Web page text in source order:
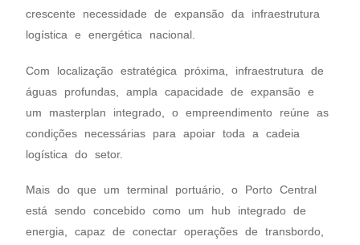
crescente necessidade de expansão da infraestrutura
logística e energética nacional.
Com localização estratégica próxima, infraestrutura de
águas profundas, ampla capacidade de expansão e
um masterplan integrado, o empreendimento reúne as
condições necessárias para apoiar toda a cadeia
logística do setor.
Mais do que um terminal portuário, o Porto Central
está sendo concebido como um hub integrado de
energia, capaz de conectar operações de transbordo,